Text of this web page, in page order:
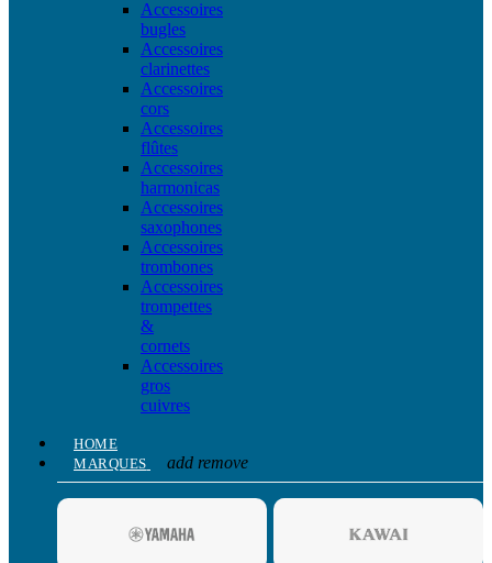
Accessoires
bugles
Accessoires
clarinettes
Accessoires
cors
Accessoires
flûtes
Accessoires
harmonicas
Accessoires
saxophones
Accessoires
trombones
Accessoires
trompettes
&
cornets
Accessoires
gros
cuivres
HOME
MARQUES
add remove